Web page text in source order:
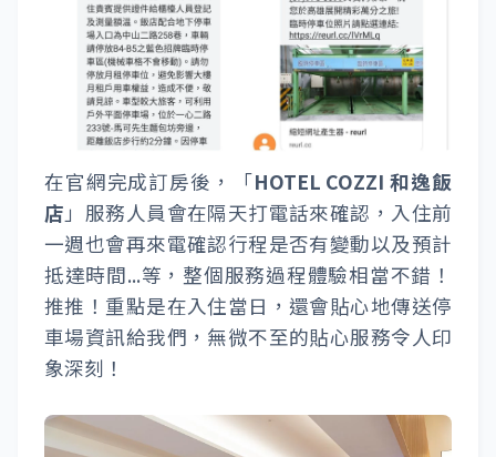
在官網完成訂房後，「HOTEL COZZI 和逸飯
店」服務人員會在隔天打電話來確認，入住前
一週也會再來電確認行程是否有變動以及預計
抵達時間...等，整個服務過程體驗相當不錯！
推推！重點是在入住當日，還會貼心地傳送停
車場資訊給我們，無微不至的貼心服務令人印
象深刻！